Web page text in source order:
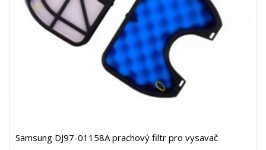
Samsung DJ97-01158A prachový filtr pro vysavač